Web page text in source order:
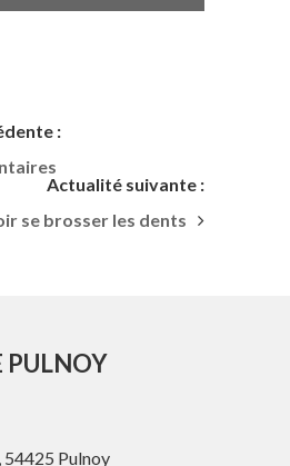
:
Actualité suivante :
se brosser les dents
PULNOY
54425 Pulnoy